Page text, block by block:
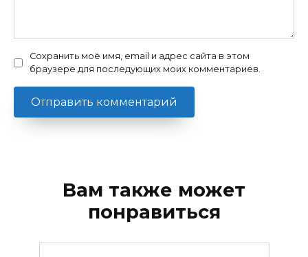
Сохранить моё имя, email и адрес сайта в этом
браузере для последующих моих комментариев.
Вам также может
понравиться